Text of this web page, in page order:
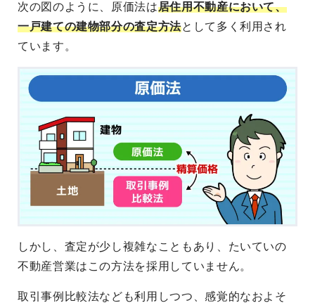
次の図のように、原価法は居住用不動産において、
一戸建ての建物部分の査定方法として多く利用され
ています。
しかし、査定が少し複雑なこともあり、たいていの
不動産営業はこの方法を採用していません。
取引事例比較法なども利用しつつ、感覚的なおよそ